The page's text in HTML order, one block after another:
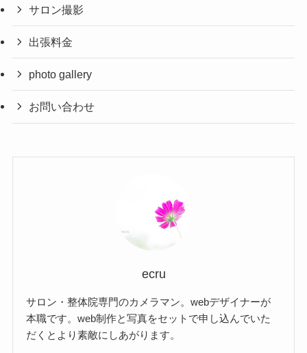
サロン撮影
出張料金
photo gallery
お問い合わせ
ecru
サロン・整体院専門のカメラマン。webデザイナーが
本職です。web制作と写真をセットで申し込んでいた
だくとより素敵にしあがります。